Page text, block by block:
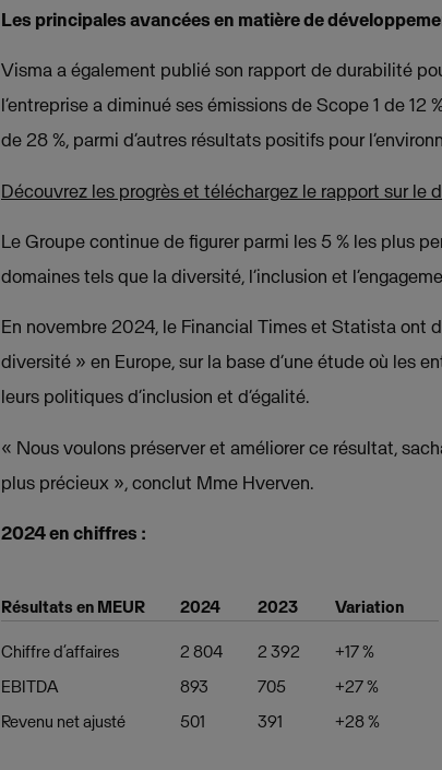
Les principales avancées en matière de
Visma a également publié son rapport de durabilité
l’entreprise a diminué ses émissions de Scope 1 de
de 28 %, parmi d’autres résultats positifs pour
Découvrez les progrès et téléchargez le rapport sur le
Le Groupe continue de figurer parmi les 5 % les plus
domaines tels que la diversité, l’inclusion et
En novembre 2024, le Financial Times et Statista ont
diversité » en Europe, sur la base d’une étude où les
leurs politiques d’inclusion et d’égalité.
« Nous voulons préserver et améliorer ce résultat,
plus précieux », conclut Mme Hverven.
2024 en chiffres :
Résultats en MEUR 2024 2023 Variation
Chiffre d’affaires 2 804 2 392
+17 %
EBITDA
893 705
+27 %
Revenu net ajusté
501 391 +28 %